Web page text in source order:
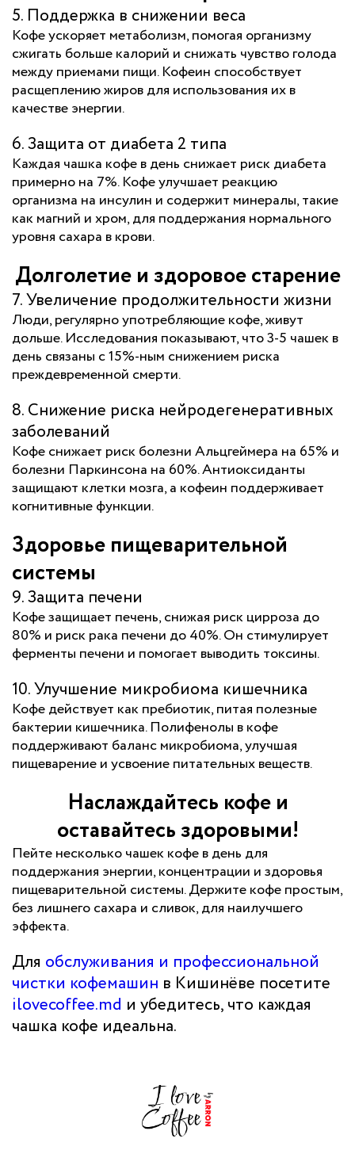
5. Поддержка в снижении веса
Кофе ускоряет метаболизм, помогая организму
сжигать больше калорий и снижать чувство голода
между приемами пищи. Кофеин способствует
расщеплению жиров для использования их в
качестве энергии.
6. Защита от диабета 2 типа
Каждая чашка кофе в день снижает риск диабета
примерно на 7%. Кофе улучшает реакцию
организма на инсулин и содержит минералы, такие
как магний и хром, для поддержания нормального
уровня сахара в крови.
Долголетие и здоровое старение
7. Увеличение продолжительности жизни
Люди, регулярно употребляющие кофе, живут
дольше. Исследования показывают, что 3-5 чашек в
день связаны с 15%-ным снижением риска
преждевременной смерти.
8. Снижение риска нейродегенеративных
заболеваний
Кофе снижает риск болезни Альцгеймера на 65% и
болезни Паркинсона на 60%. Антиоксиданты
защищают клетки мозга, а кофеин поддерживает
когнитивные функции.
Здоровье пищеварительной
системы
9. Защита печени
Кофе защищает печень, снижая риск цирроза до
80% и риск рака печени до 40%. Он стимулирует
ферменты печени и помогает выводить токсины.
10. Улучшение микробиома кишечника
Кофе действует как пребиотик, питая полезные
бактерии кишечника. Полифенолы в кофе
поддерживают баланс микробиома, улучшая
пищеварение и усвоение питательных веществ.
Наслаждайтесь кофе и
оставайтесь здоровыми!
Пейте несколько чашек кофе в день для
поддержания энергии, концентрации и здоровья
пищеварительной системы. Держите кофе простым,
без лишнего сахара и сливок, для наилучшего
эффекта.
Для обслуживания и профессиональной
чистки кофемашин в Кишинёве посетите
ilovecoffee.md и убедитесь, что каждая
чашка кофе идеальна.